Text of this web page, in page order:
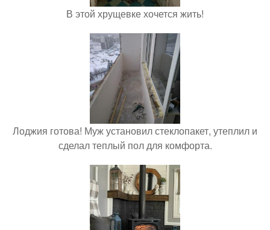
В этой хрущевке хочется жить!
Лоджия готова! Муж установил стеклопакет, утеплил и
сделал теплый пол для комфорта.